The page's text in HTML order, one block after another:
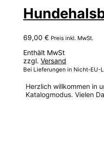
69,00 € Preis inkl. MwSt.
Enthält MwSt
zzgl. Versand
Bei Lieferungen in Nicht-EU-
Herzlich willkommen in
Katalogmodus. Vielen